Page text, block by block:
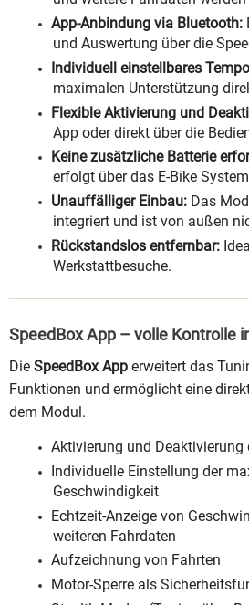
App-Anbindung via Bluetooth:
und Auswertung über die
Individuell einstellbares
maximalen Unterstützung
Flexible Aktivierung und
App oder direkt über die
Keine zusätzliche Batterie
erfolgt über das E-Bike
Unauffälliger Einbau: Das
integriert und ist von außen
Rückstandslos entfernbar:
Werkstattbesuche.
SpeedBox App – volle Kontrolle
Die SpeedBox App erweitert das
Funktionen und ermöglicht eine
dem Modul.
Aktivierung und Deaktivierung
Individuelle Einstellung der
Geschwindigkeit
Echtzeit-Anzeige von
weiteren Fahrdaten
Aufzeichnung von Fahrten
Motor-Sperre als